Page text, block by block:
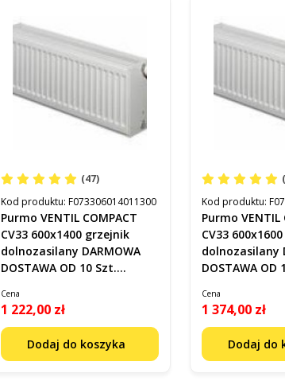
(47)
Kod produktu: F073306014011300
Purmo VENTIL COMPACT
CV33 600x1400 grzejnik
dolnozasilany DARMOWA
DOSTAWA OD 10 Szt.
Cena
1 222,00 zł
Dodaj do koszyka
Kod produktu:
Purmo VENTIL
CV33
dolnozasilany
DOSTAWA OD
Cena
1 374,00 zł
Dodaj do